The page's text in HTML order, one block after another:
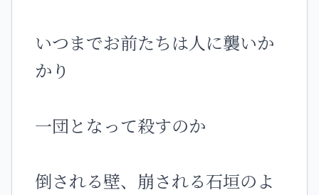
いつまでお前たちは人に襲いか
かり
一団となって殺すのか
倒される壁、崩される石垣のよ